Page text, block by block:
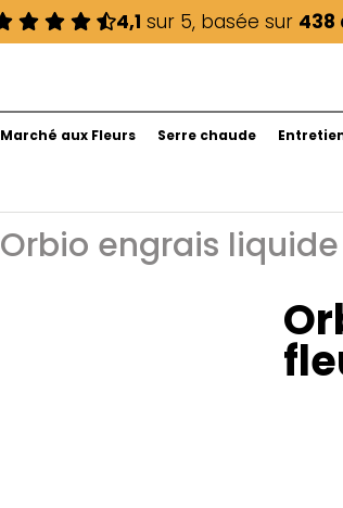
4,1 sur 5, basée sur 438
Marché aux Fleurs Serre chaude
Orbio engrais